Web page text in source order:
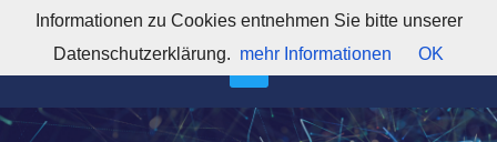
springen
6:20:00 AM
Informationen zu Cookies entnehmen Sie bitte unserer
Datenschutzerklärung. mehr Informationen OK